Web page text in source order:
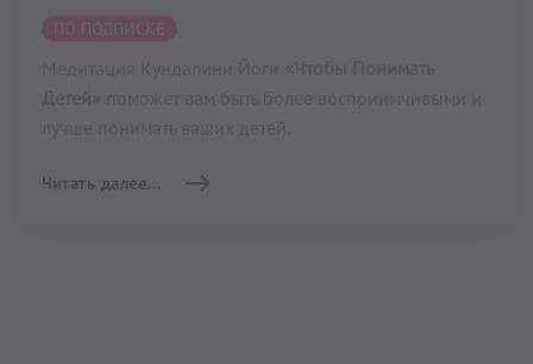
Если вы чрезмерно устали, чувствуете упадок сил,